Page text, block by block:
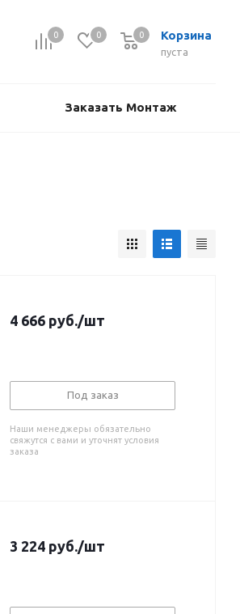
0 0 Корзина
пуста
0
Заказать Монтаж
4 666 руб./шт
Под заказ
Наши менеджеры обязательно
свяжутся с вами и уточнят условия
заказа
3 224 руб./шт